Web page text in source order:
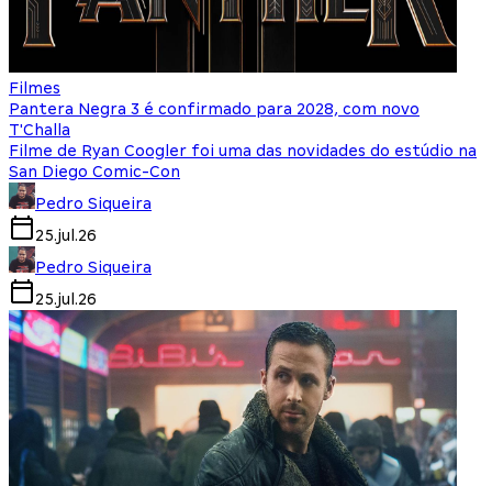
Filmes
Pantera Negra 3 é confirmado para 2028, com novo
T'Challa
Filme de Ryan Coogler foi uma das novidades do estúdio na
San Diego Comic-Con
Pedro Siqueira
25.jul.26
Pedro Siqueira
25.jul.26